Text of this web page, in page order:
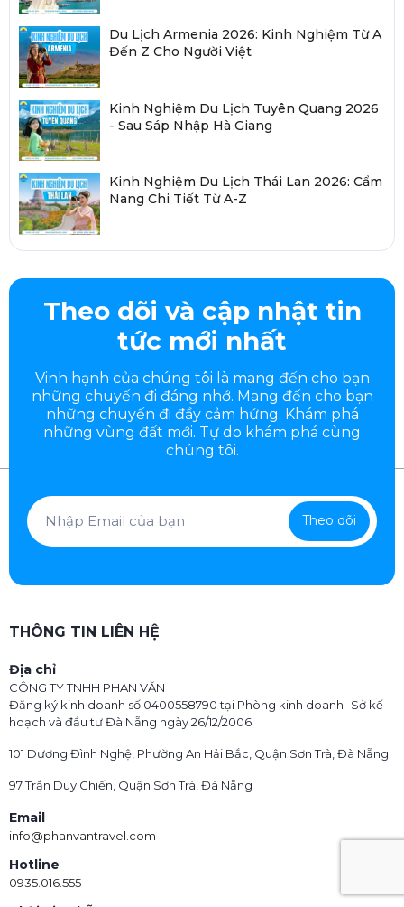
Du Lịch Armenia 2026: Kinh Nghiệm Từ A
Đến Z Cho Người Việt
Kinh Nghiệm Du Lịch Tuyên Quang 2026
- Sau Sáp Nhập Hà Giang
Kinh Nghiệm Du Lịch Thái Lan 2026: Cẩm
Nang Chi Tiết Từ A-Z
Theo dõi và cập nhật tin
tức mới nhất
Vinh hạnh của chúng tôi là mang đến cho bạn
những chuyến đi đáng nhớ. Mang đến cho bạn
những chuyến đi đầycảm hứng. Khám phá
những vùng đất mới. Tự do khám phá cùng
chúng tôi.
Theo dõi
THÔNG TIN LIÊN HỆ
Địa chỉ
CÔNG TY TNHH PHAN VĂN
Đăng ký kinh doanh số 0400558790 tại Phòng kinh doanh- Sở kế
hoạch và đầu tư Đà Nẵng ngày 26/12/2006
101 Dương Đình Nghệ, Phường An Hải Bắc, Quận Sơn Trà, Đà Nẵng
97 Trần Duy Chiến, Quận Sơn Trà, Đà Nẵng
Email
info@phanvantravel.com
Hotline
0935.016.555